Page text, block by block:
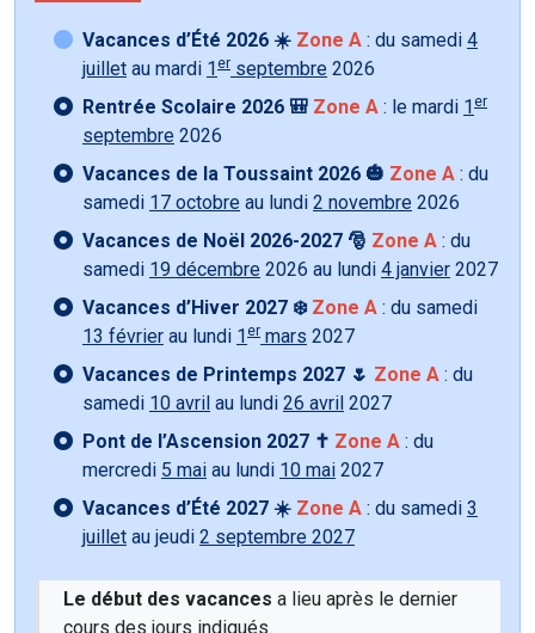
Vacances d’Été 2026 ☀️ Zone A : du samedi 4
juillet au mardi 1 er septembre 2026
Rentrée Scolaire 2026 🎒 Zone A : le mardi 1 er
septembre 2026
Vacances de la Toussaint 2026 🎃 Zone A : du
samedi 17 octobre au lundi 2 novembre 2026
Vacances de Noël 2026-2027 🎅 Zone A : du
samedi 19 décembre 2026 au lundi 4 janvier 2027
Vacances d’Hiver 2027 ❄️ Zone A : du samedi
13 février au lundi 1 er mars 2027
Vacances de Printemps 2027 🌷 Zone A : du
samedi 10 avril au lundi 26 avril 2027
Pont de l’Ascension 2027 ✝️ Zone A : du
mercredi 5 mai au lundi 10 mai 2027
Vacances d’Été 2027 ☀️ Zone A : du samedi 3
juillet au jeudi 2 septembre 2027
Le début des vacances a lieu après le dernier
cours des jours indiqués.